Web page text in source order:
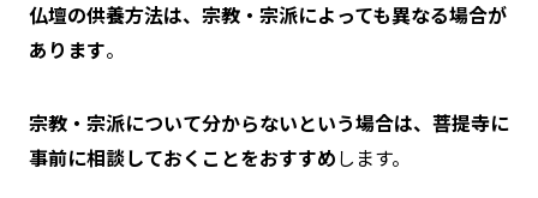
仏壇の供養方法は、宗教・宗派によっても異なる場合が
あります。
宗教・宗派について分からないという場合は、菩提寺に
事前に相談しておくことをおすすめします。